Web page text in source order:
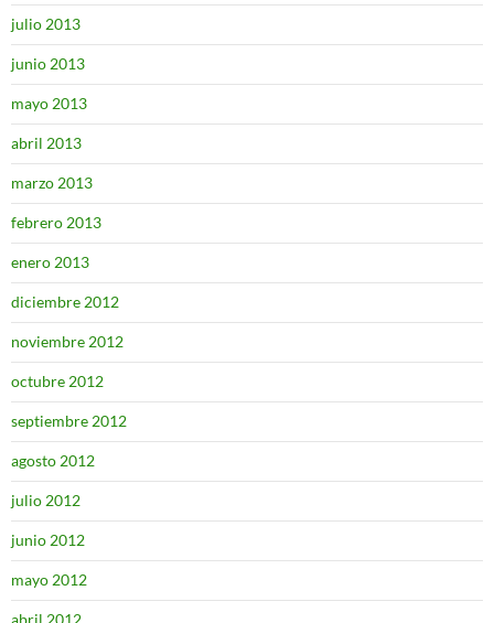
julio 2013
junio 2013
mayo 2013
abril 2013
marzo 2013
febrero 2013
enero 2013
diciembre 2012
noviembre 2012
octubre 2012
septiembre 2012
agosto 2012
julio 2012
junio 2012
mayo 2012
abril 2012